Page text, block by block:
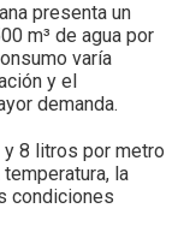
presenta un
m³ de agua por
varía
y el
demanda.
y 8 litros por metro
la
condiciones